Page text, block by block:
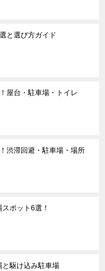
と選び方ガイド
屋台・駐車場・トイレ
渋滞回避・駐車場・場所
ポット6選！
駆け込み駐車場